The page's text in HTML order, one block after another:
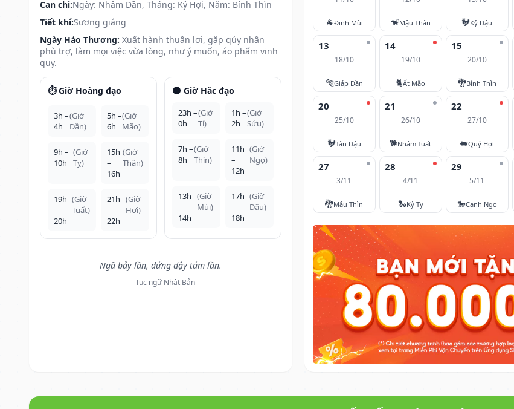
Can chi:Ngày: Nhâm Dần, Tháng: Kỷ Hợi, Năm: Bính Thìn
Tiết khí:Sương giáng
Ngày Hảo Thương: Xuất hành thuận lợi, gặp qúy nhân
phù trợ, làm mọi việc vừa lòng, như ý muốn, áo phẩm vinh
quy.
⏱️ Giờ Hoàng đạo
3h –
4h
(Giờ
Dần)
5h –
6h
(Giờ
Mão)
9h –
10h
(Giờ
Tỵ)
15h
–
16h
(Giờ
Thân)
19h
–
20h
(Giờ
Tuất)
21h
–
22h
(Giờ
Hợi)
🌑 Giờ Hắc đạo
23h –
0h
(Giờ
Tí)
1h –
2h
(Giờ
Sửu)
7h –
8h
(Giờ
Thìn)
11h
–
12h
(Giờ
Ngọ)
13h
–
14h
(Giờ
Mùi)
17h
–
18h
(Giờ
Dậu)
Ngã bảy lần, đứng dậy tám lần.
— Tục ngữ Nhật Bản
🐐Đinh Mùi 🐒Mậu Thân 🐓Kỷ Dậu
13
18/10
🐅Giáp Dần
14
19/10
🐈Ất Mão
15
20/10
🐉Bính Thìn
20
25/10
🐓Tân Dậu
21
26/10
🐕Nhâm Tuất
22
27/10
🐖Quý Hợi
27
3/11
🐉Mậu Thìn
28
4/11
🐍Kỷ Tỵ
29
5/11
🐎Canh Ngọ